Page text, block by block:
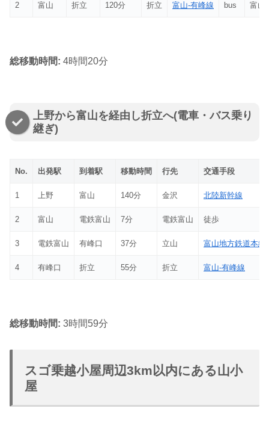
2 富山 折立 120分 折立 富山-有峰線 bus 富山
総移動時間: 4時間20分
上野から富山を経由し折立へ(電車・バス乗り
継ぎ)
No. 出発駅 到着駅 移動時間 行先 交通手段
1 上野 富山 140分 金沢 北陸新幹線
2 富山 電鉄富山 7分 電鉄富山 徒歩
3 電鉄富山 有峰口 37分 立山 富山地方鉄道本線
4 有峰口 折立 55分 折立 富山-有峰線
総移動時間: 3時間59分
スゴ乗越小屋周辺3km以内にある山小
屋